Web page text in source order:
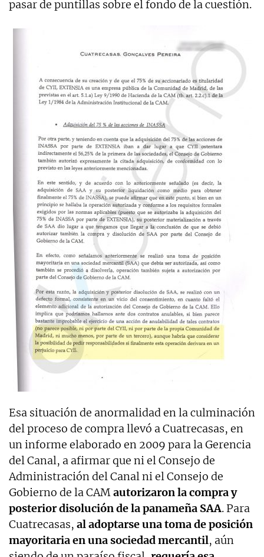
pasar de puntillas sobre el fondo de la cuestión.
Esa situación de anormalidad en la culminación
del proceso de compra llevó a Cuatrecasas, en
un informe elaborado en 2009 para la Gerencia
del Canal, a afirmar que ni el Consejo de
Administración del Canal ni el Consejo de
Gobierno de la CAMautorizaron la compra y
posterior disolución de la panameña SAA. Para
Cuatrecasas, al adoptarse una toma de posición
mayoritaria en una sociedad mercantil, aún